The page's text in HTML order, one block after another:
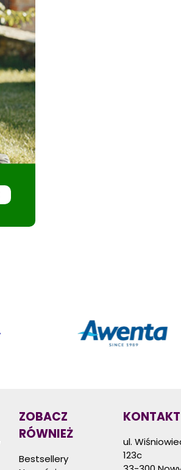
ZOBACZ
RÓWNIEŻ
Bestsellery
KONTAKT
ul.
123c